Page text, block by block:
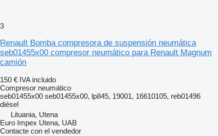
3
Renault Bomba compresora de suspensión neumática
seb01455x00 compresor neumático para Renault Magnum
camión
150 € IVA incluido
Compresor neumático
seb01455x00 seb01455x00, lp845, 19001, 16610105, reb01496
diésel
Lituania, Utena
Euro Impex Utena, UAB
Contacte con el vendedor